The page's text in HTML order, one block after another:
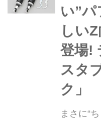
い”
しい
登場!
スタ
ク」
まさに“